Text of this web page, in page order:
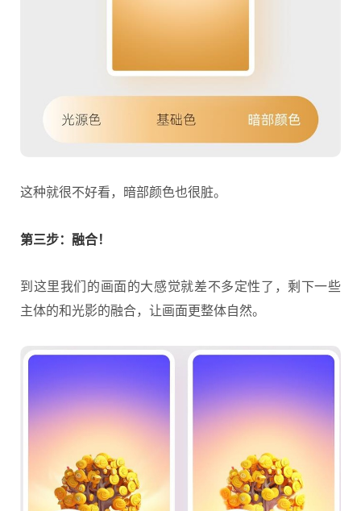
这种就很不好看，暗部颜色也很脏。
第三步：融合！
到这里我们的画面的大感觉就差不多定性了，剩下一些
主体的和光影的融合，让画面更整体自然。